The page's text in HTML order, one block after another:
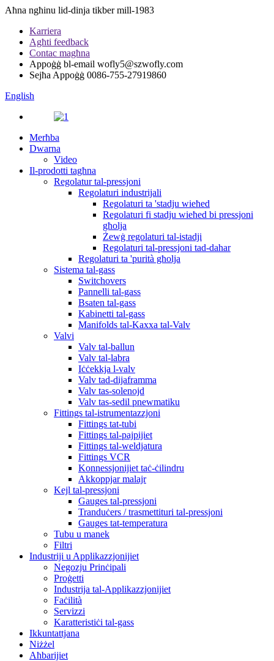
Aħna ngħinu lid-dinja tikber mill-1983
Karriera
Agħti feedback
Contac magħna
Appoġġ bl-email wofly5@szwofly.com
Sejħa Appoġġ 0086-755-27919860
English
Merħba
Dwarna
Video
Il-prodotti tagħna
Regolatur tal-pressjoni
Regolaturi industrijali
Regolaturi ta 'stadju wieħed
Regolaturi fi stadju wieħed bi pressjoni
għolja
Żewġ regolaturi tal-istadji
Regolaturi tal-pressjoni tad-dahar
Regolaturi ta 'purità għolja
Sistema tal-gass
Switchovers
Pannelli tal-gass
Bsaten tal-gass
Kabinetti tal-gass
Manifolds tal-Kaxxa tal-Valv
Valvi
Valv tal-ballun
Valv tal-labra
Iċċekkja l-valv
Valv tad-dijaframma
Valv tas-solenojd
Valv tas-sedil pnewmatiku
Fittings tal-istrumentazzjoni
Fittings tat-tubi
Fittings tal-pajpijiet
Fittings tal-weldjatura
Fittings VCR
Konnessjonijiet taċ-ċilindru
Akkoppjar malajr
Kejl tal-pressjoni
Gauges tal-pressjoni
Tranduċers / trasmettituri tal-pressjoni
Gauges tat-temperatura
Tubu u manek
Filtri
Industriji u Applikazzjonijiet
Negozju Prinċipali
Proġetti
Industrija tal-Applikazzjonijiet
Faċilità
Servizzi
Karatteristiċi tal-gass
Ikkuntattjana
Niżżel
Aħbarijiet